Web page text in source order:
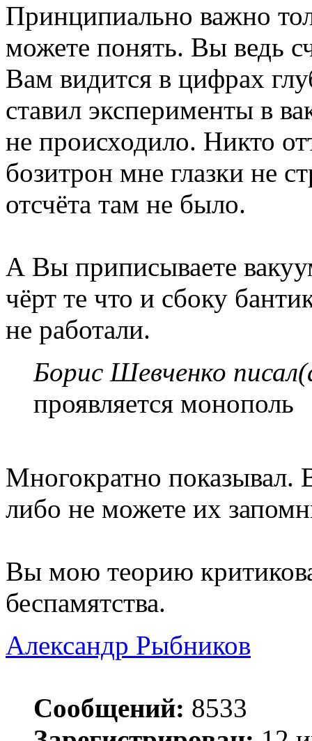
Принципиально важно
можете понять. Вы ведь
Вам видится в цифрах
ставил эксперименты в
не происходило. Никто
бозитрон мне глазки не
отсчёта там не было.
А Вы приписываете
чёрт те что и сбоку
не работали.
Борис Шевченко
проявляется монополь
Многократно
либо не можете их
Вы мою теорию
беспамятства.
Александр Рыбников
Сообщений: 8533